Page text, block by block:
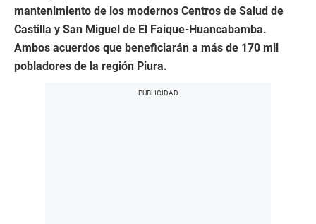
mantenimiento de los modernos Centros de Salud de
Castilla y San Miguel de El Faique-Huancabamba.
Ambos acuerdos que beneficiarán a más de 170 mil
pobladores de la región Piura.